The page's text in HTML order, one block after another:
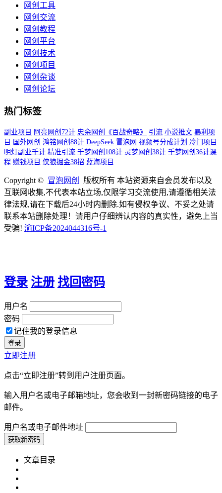
网创工具
网创交流
网创教程
网创平台
网创技术
网创项目
网创杂谈
网创论坛
热门标签
副业项目 阿亮网创72计 忠余网创《百战奇略》 引流 小说推文 暴利项
目 国外网创 鸿铭网创88计 DeepSeek 冒泡网 视频号分成计划 冷门项目
明灯副业千计 精准引流 千梦网创108计 灵梦网创38计 千梦网创36计课
程 赚钱项目 侠狼掘金38招 蓝海项目
Copyright © 冒泡网创
版权所有 本站资源来自会员发布以及
互联网收集,不代表本站立场,仅限学习交流使用,请遵循相关法
律法规,请在下载后24小时内删除.如有侵权争议、不妥之处请
联系本站删除处理！请用户仔细辨认内容的真实性，避免上当
受骗! 渝ICP备2024044316号-1
登录 注册 找回密码
用户名
密码
记住我的登录信息
立即注册
点击“立即注册”转到用户注册页面。
输入用户名或电子邮箱地址，您会收到一封新密码链接的电子
邮件。
用户名或电子邮件地址
文章目录